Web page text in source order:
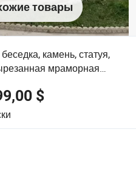
товары
камень, статуя,
мраморная
$